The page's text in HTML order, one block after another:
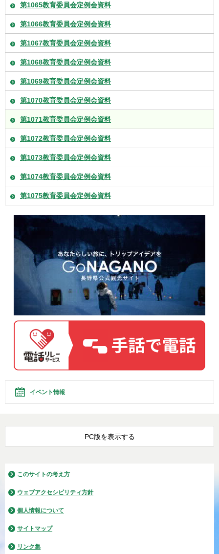
第1065教育委員会定例会資料
第1066教育委員会定例会資料
第1067教育委員会定例会資料
第1068教育委員会定例会資料
第1069教育委員会定例会資料
第1070教育委員会定例会資料
第1071教育委員会定例会資料
第1072教育委員会定例会資料
第1073教育委員会定例会資料
第1074教育委員会定例会資料
第1075教育委員会定例会資料
イベント情報
PC版を表示する
このサイトの考え方
ウェブアクセシビリティ方針
個人情報について
サイトマップ
リンク集